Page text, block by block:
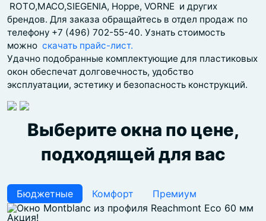
ROTO,MACO,SIEGENIA, Hoppe, VORNE и других
брендов. Для заказа обращайтесь в отдел продаж по
телефону +7 (496) 702-55-40. Узнать стоимость
можно cкачать прайс-лист.
Удачно подобранные комплектующие для пластиковых
окон обеспечат долговечность, удобство
эксплуатации, эстетику и безопасность конструкций.
Выберите окна по цене,
подходящей для вас
Бюджетные Комфорт
Премиум
Акция!